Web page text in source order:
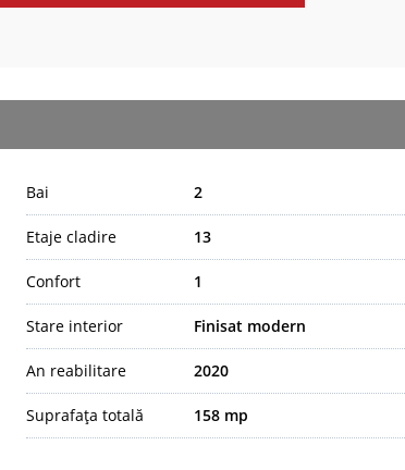
Bai 2
Etaje cladire 13
Confort 1
Stare interior Finisat modern
An reabilitare 2020
Suprafața totală 158 mp